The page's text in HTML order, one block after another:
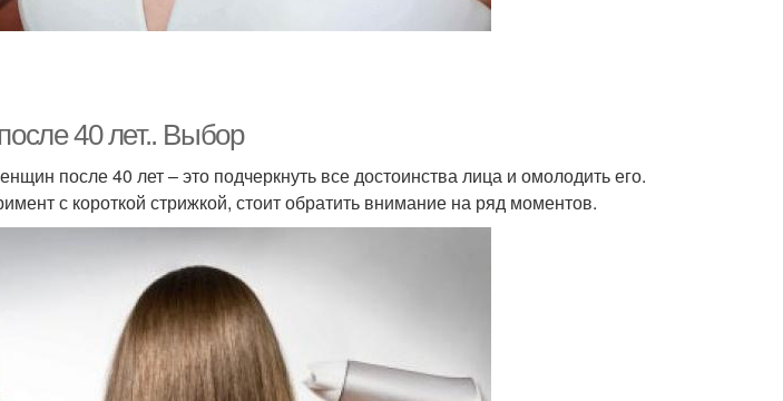
40 лет.. Выбор
после 40 лет – это подчеркнуть все достоинства лица и омолодить его.
с короткой стрижкой, стоит обратить внимание на ряд моментов.